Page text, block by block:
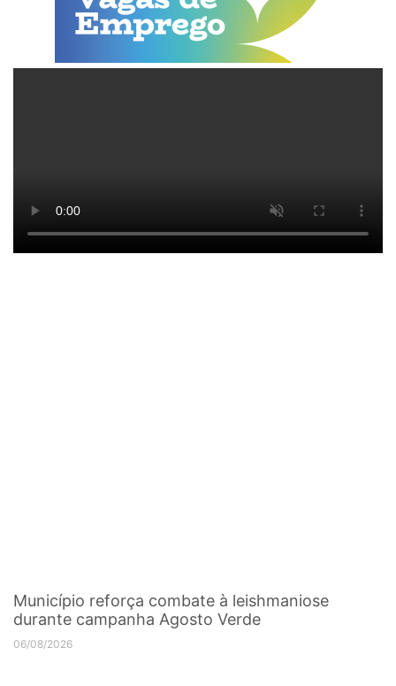
Município reforça combate à leishmaniose
durante campanha Agosto Verde
06/08/2026